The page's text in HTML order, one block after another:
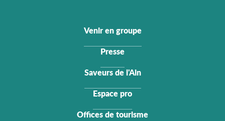
Venir en groupe
Presse
Saveurs de l'Ain
Espace pro
Offices de tourisme